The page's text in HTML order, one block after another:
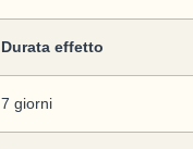
Durata effetto
7 giorni